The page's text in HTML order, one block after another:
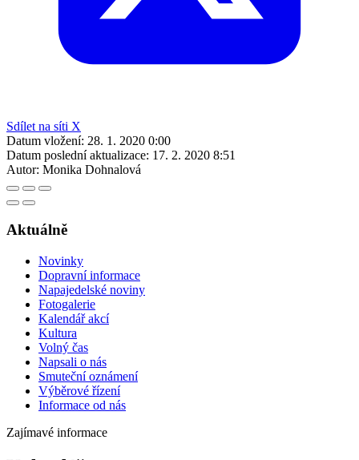
Sdílet na síti X
Datum vložení: 28. 1. 2020 0:00
Datum poslední aktualizace: 17. 2. 2020 8:51
Autor: Monika Dohnalová
Aktuálně
Novinky
Dopravní informace
Napajedelské noviny
Fotogalerie
Kalendář akcí
Kultura
Volný čas
Napsali o nás
Smuteční oznámení
Výběrové řízení
Informace od nás
Zajímavé informace